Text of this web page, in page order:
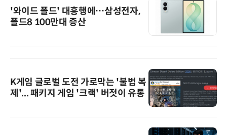
'와이드 폴드' 대흥행에…삼성전자,
폴드8 100만대 증산
K게임 글로벌 도전 가로막는 '불법 복
제'... 패키지 게임 '크랙' 버젓이 유통